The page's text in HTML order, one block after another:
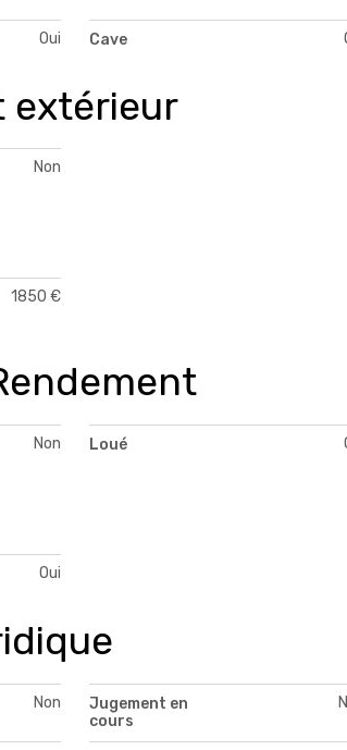
Oui Cave
extérieur
Non
1850 €
Non Loué
Oui
Non
Jugement en
cours